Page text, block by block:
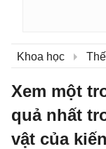
Khoa học
Xem một
quả nhất
vật của